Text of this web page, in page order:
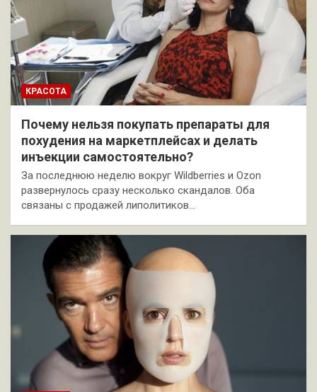
КРАСОТА
Почему нельзя покупать препараты для
похудения на маркетплейсах и делать
инъекции самостоятельно?
За последнюю неделю вокруг Wildberries и Ozon
развернулось сразу несколько скандалов. Оба
связаны с продажей липолитиков…